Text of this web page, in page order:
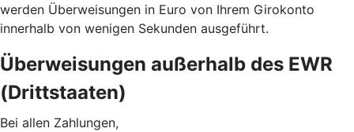
werden Überweisungen in Euro von Ihrem Girokonto
innerhalb von wenigen Sekunden ausgeführt.
Überweisungen außerhalb des EWR
(Drittstaaten)
Bei allen Zahlungen,